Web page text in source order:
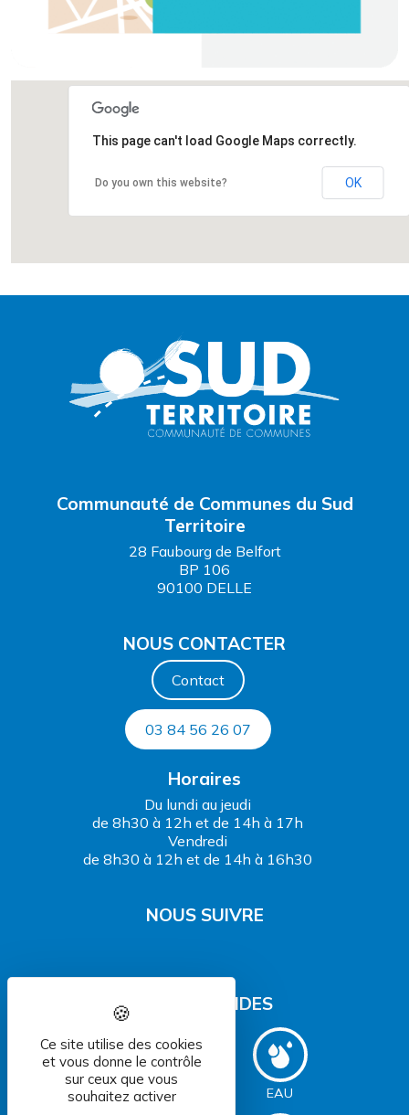
This page can't load Google Maps correctly.
Do you own this website? OK
Communauté de Communes du Sud
Territoire
28 Faubourg de Belfort
BP 106
90100 DELLE
NOUS CONTACTER
Contact
03 84 56 26 07
Horaires
Du lundi au jeudi
de 8h30 à 12h et de 14h à 17h
Vendredi
de 8h30 à 12h et de 14h à 16h30
NOUS SUIVRE
ACCÈS RAPIDES
DÉCHETS EAU
Ce site utilise des cookies
et vous donne le contrôle
sur ceux que vous
souhaitez activer